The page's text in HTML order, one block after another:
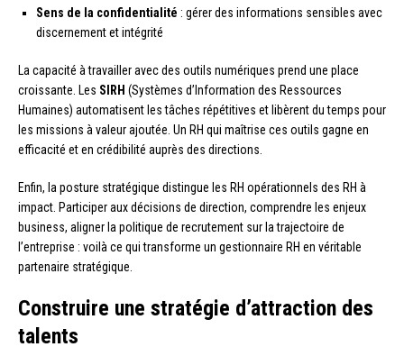
Sens de la confidentialité : gérer des informations sensibles avec
discernement et intégrité
La capacité à travailler avec des outils numériques prend une place
croissante. Les SIRH (Systèmes d’Information des Ressources
Humaines) automatisent les tâches répétitives et libèrent du temps pour
les missions à valeur ajoutée. Un RH qui maîtrise ces outils gagne en
efficacité et en crédibilité auprès des directions.
Enfin, la posture stratégique distingue les RH opérationnels des RH à
impact. Participer aux décisions de direction, comprendre les enjeux
business, aligner la politique de recrutement sur la trajectoire de
l’entreprise : voilà ce qui transforme un gestionnaire RH en véritable
partenaire stratégique.
Construire une stratégie d’attraction des
talents